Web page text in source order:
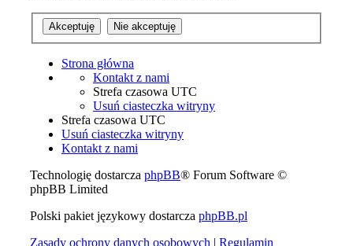
Strona główna
Kontakt z nami
Strefa czasowa UTC
Usuń ciasteczka witryny
Strefa czasowa UTC
Usuń ciasteczka witryny
Kontakt z nami
Technologię dostarcza phpBB® Forum Software ©
phpBB Limited
Polski pakiet językowy dostarcza phpBB.pl
Zasady ochrony danych osobowych | Regulamin